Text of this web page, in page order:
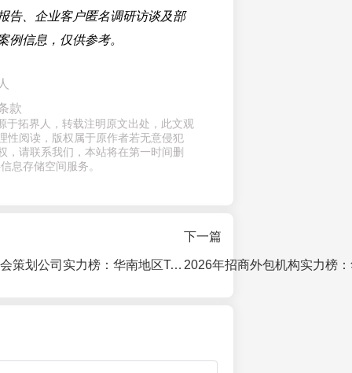
告、企业客户匿名调研访谈及部
例信息，仅供参考。
款
于拓界人，转载注明原文出处，此文观
性阅读，版权属于原作者若无意侵犯
，请联系我们，本站将在第一时间删
息存储空间服务。
2026年品牌发布会策划公司实力榜：华南地区Top 10深度测评与避坑指南
下一篇